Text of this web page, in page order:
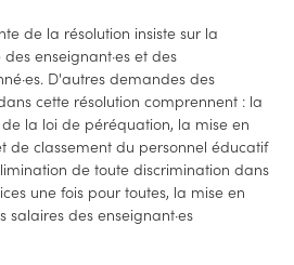
de la résolution insiste sur la
enseignant·es et des
D'autres demandes des
cette résolution comprennent : la
la loi de péréquation, la mise en
classement du personnel éducatif
de toute discrimination dans
une fois pour toutes, la mise en
des enseignant·es